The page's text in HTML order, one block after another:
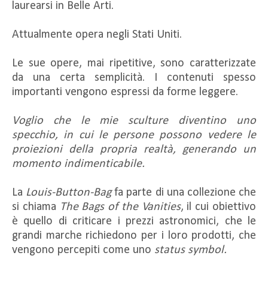
laurearsi in Belle Arti.
Attualmente opera negli Stati Uniti.
Le sue opere, mai ripetitive, sono caratterizzate
da una certa semplicità. I contenuti spesso
importanti vengono espressi da forme leggere.
Voglio che le mie sculture diventino uno
specchio, in cui le persone possono vedere le
proiezioni della propria realtà, generando un
momento indimenticabile.
La Louis-Button-Bagfa parte di una collezione che
si chiama The Bags of the Vanities, il cui obiettivo
è quello di criticare i prezzi astronomici, che le
grandi marche richiedono per i loro prodotti, che
vengono percepiti come uno status symbol.